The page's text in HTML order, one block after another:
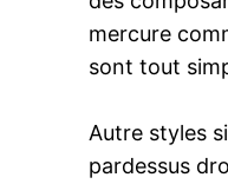
mercure
sont tout
Autre styles
pardessus